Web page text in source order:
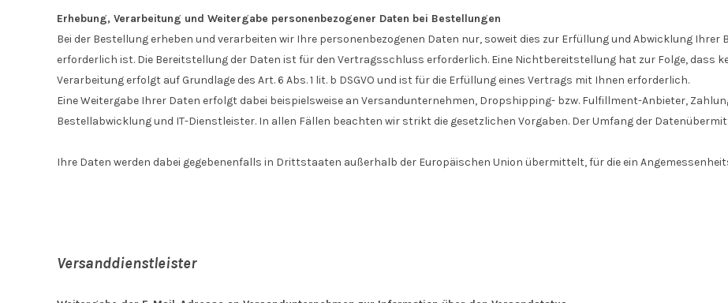
Erhebung, Verarbeitung und Weitergabe personenbezogener Daten bei Bestellungen
Bei der Bestellung erheben und verarbeiten wir Ihre personenbezogenen Daten nur, soweit dies zur Erfüllung und Abwicklung
erforderlich ist. Die Bereitstellung der Daten ist für den Vertragsschluss erforderlich. Eine Nichtbereitstellung hat zur Folge, dass
Verarbeitung erfolgt auf Grundlage des Art. 6 Abs. 1 lit. b DSGVO und ist für die Erfüllung eines Vertrags mit Ihnen erforderlich.
Eine Weitergabe Ihrer Daten erfolgt dabei beispielsweise an Versandunternehmen, Dropshipping- bzw. Fulfillment-Anbieter,
Bestellabwicklung und IT-Dienstleister. In allen Fällen beachten wir strikt die gesetzlichen Vorgaben. Der Umfang der
Ihre Daten werden dabei gegebenenfalls in Drittstaaten außerhalb der Europäischen Union übermittelt, für die ein
Versanddienstleister